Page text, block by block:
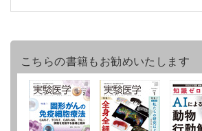
こちらの書籍もお勧めいたします